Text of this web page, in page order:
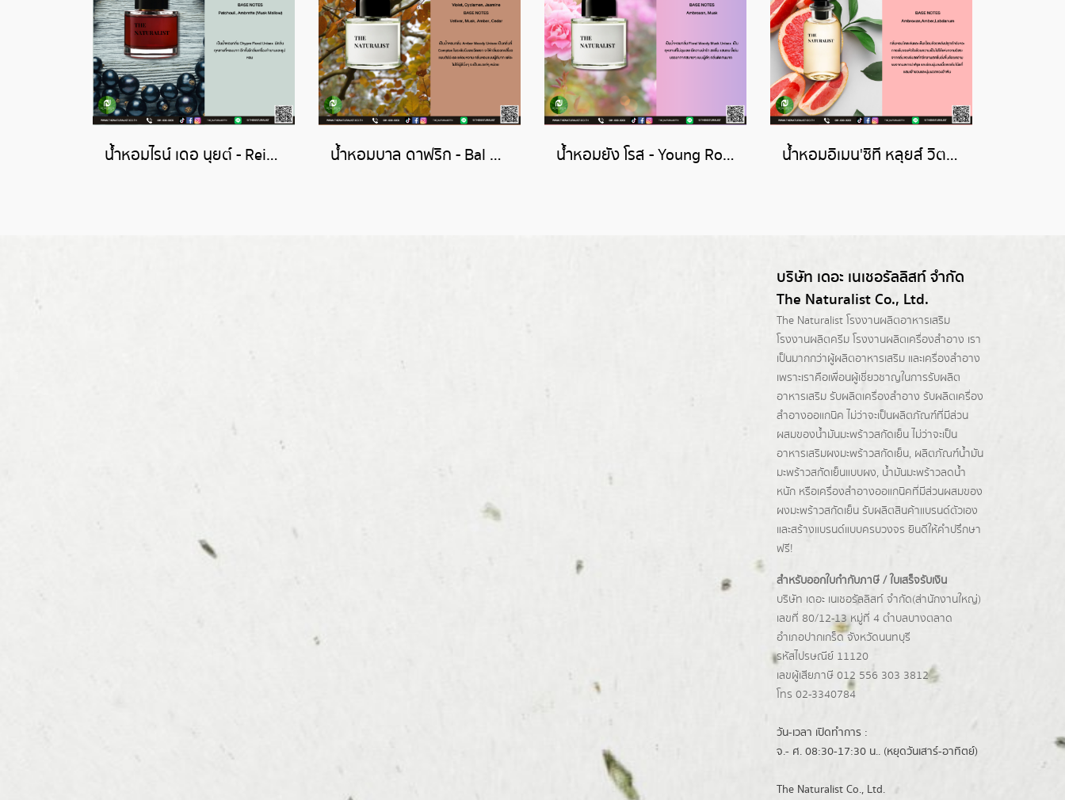
น้ำหอมไรน์ เดอ นุยต์ - Reine de Nuit น้ำหอมบาล ดาฟริก - Bal d'Afrique น้ำหอมยัง โรส - Young Rose น้ำหอมอิเมน'ซิที หลุยส์ วิตตองL'IMMENSITE (LOUIS VUITTON )
บริษัท เดอะ เนเชอรัลลิสท์ จำกัด
The Naturalist Co., Ltd.
The Naturalist โรงงานผลิตอาหารเสริม
โรงงานผลิตครีมโรงงานผลิตเครื่องสำอาง เรา
เป็นมากกว่าผู้ผลิตอาหารเสริมและเครื่องสำอาง
เพราะเราคือเพื่อนผู้เชี่ยวชาญในการรับผลิต
อาหารเสริม รับผลิตเครื่องสำอาง รับผลิตเครื่อง
สำอางออแกนิค ไม่ว่าจะเป็นผลิตภัณฑ์ที่มีส่วน
ผสมของน้ำมันมะพร้าวสกัดเย็น ไม่ว่าจะเป็น
อาหารเสริมผงมะพร้าวสกัดเย็น, ผลิตภัณฑ์น้ำมัน
มะพร้าวสกัดเย็นแบบผง, น้ำมันมะพร้าวลดน้ำ
หนักหรือเครื่องสำอางออแกนิคที่มีส่วนผสมของ
ผงมะพร้าวสกัดเย็น รับผลิตสินค้าแบรนด์ตัวเอง
และสร้างแบรนด์แบบครบวงจร ยินดีให้คำปรึกษา
ฟรี!
สำหรับออกใบกำกับภาษี / ใบเสร็จรับเงิน
บริษัท เดอะ เนเชอรัลลิสท์ จำกัด(ส่านักงานใหญ่)
เลขที่ 80/12-13 หมู่ที่ 4 ตำบลบางตลาด
อำเภอปากเกร็ดจังหวัดนนทบุรี
รหัสไปรษณีย์ 11120
เลขผู้เสียภาษี 012 556 303 3812
โทร 02-3340784
วัน-เวลา เปิดทำการ :
จ.- ศ. 08:30-17:30 น.. (หยุดวันเสาร์-อาทิตย์)
The Naturalist Co., Ltd.